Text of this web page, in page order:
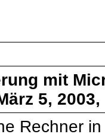
mit
5,
Rechner